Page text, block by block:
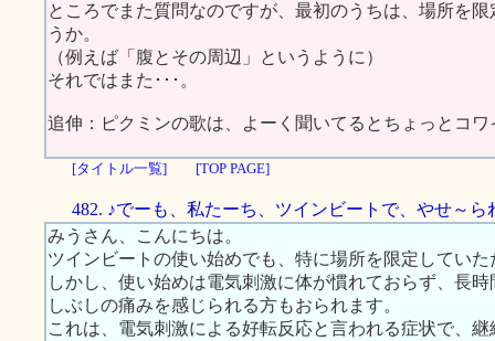
ところでまた質問なのですが、最初のうちは、場所を
うか。
（例えば「腹とその周辺」というように）
それではまた･･･。
追伸：ピクミンの歌は、よーく聞いてるとちょっとコ
[タイトル一覧] [TOP PAGE]
482. ♪でーも、私たーち、ツインビートで、やせ～ら
みうさん、こんにちは。
ツインビートの使い始めでも、特に場所を限定してい
しかし、使い始めは電気刺激に体が慣れておらず、長
しぶしの痛みを感じられる方もおられます。
これは、電気刺激による好転反応と言われる症状で、